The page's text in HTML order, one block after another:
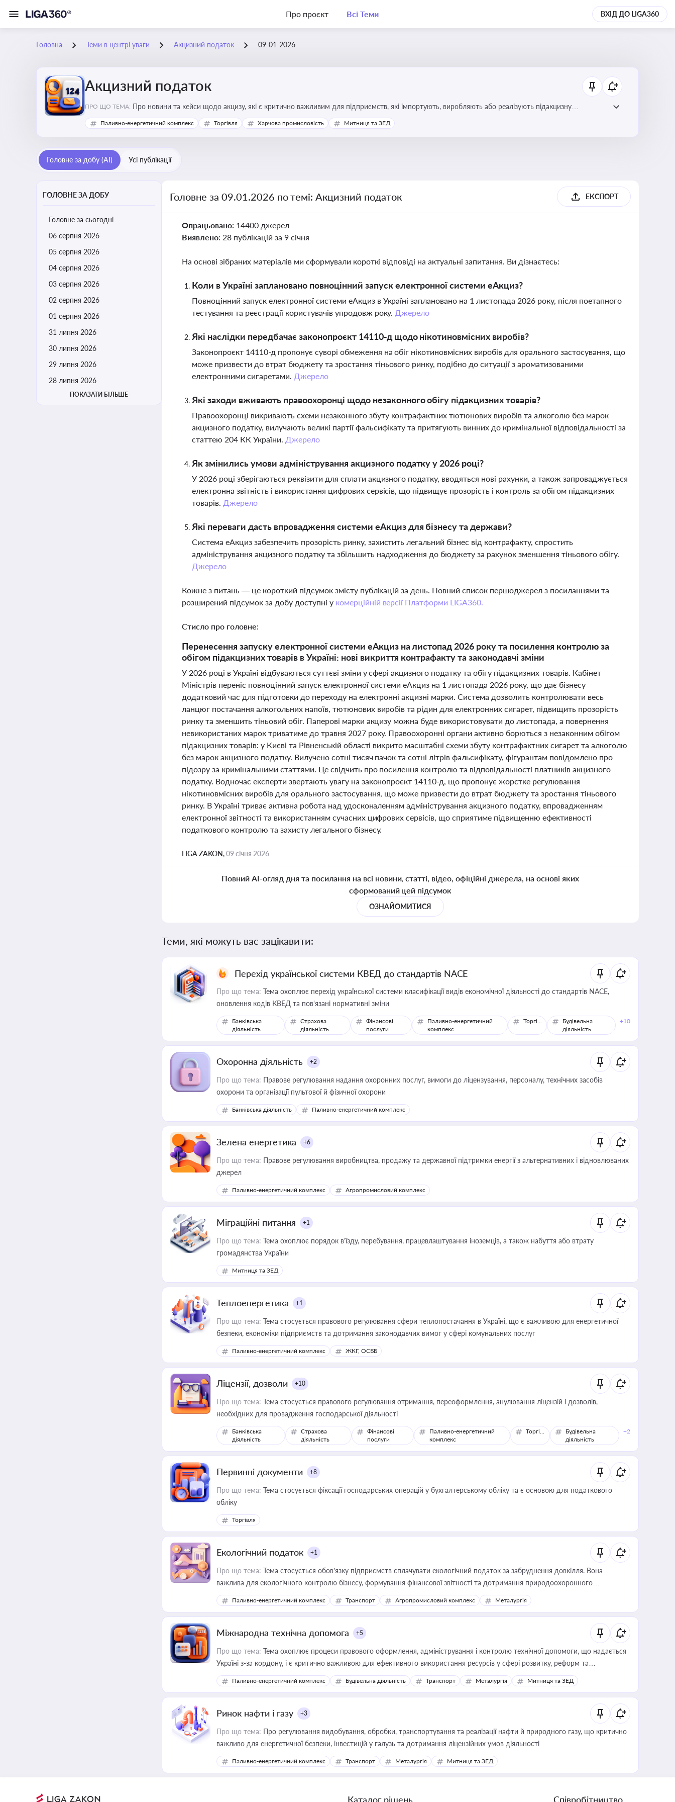
Про проєкт Всі Теми ВХІД ДО LIGA360
Головна Теми в центрі уваги Акцизний податок 09-01-2026
Акцизний податок
ПРО ЩО ТЕМА: Про новини та кейси щодо акцизу, які є критично важливим для підприємств, які імпортують, виробляють або реалізують підакцизну
продукцію, з метою уникнення штрафів та ефективного податкового планування.
Паливно-енергетичний комплекс Торгівля Харчова промисловість Митниця та ЗЕД
Головне за добу (AI) Усі публікації
ГОЛОВНЕ ЗА ДОБУ
Головне за сьогодні
06 серпня 2026
05 серпня 2026
04 серпня 2026
03 серпня 2026
02 серпня 2026
01 серпня 2026
31 липня 2026
30 липня 2026
29 липня 2026
28 липня 2026
ПОКАЗАТИ БІЛЬШЕ
Головне за 09.01.2026 по темі: Акцизний податок ЕКСПОРТ
Опрацьовано: 14400 джерел
Виявлено: 28 публікацій за 9 січня
На основі зібраних матеріалів ми сформували короткі відповіді на актуальні запитання. Ви дізнаєтесь:
Коли в Україні заплановано повноцінний запуск електронної системи еАкциз?
Повноцінний запуск електронної системи еАкциз в Україні заплановано на 1 листопада 2026 року, після поетапного
тестування та реєстрації користувачів упродовж року. Джерело
Які наслідки передбачає законопроєкт 14110-д щодо нікотиновмісних виробів?
Законопроєкт 14110-д пропонує суворі обмеження на обіг нікотиновмісних виробів для орального застосування, що
може призвести до втрат бюджету та зростання тіньового ринку, подібно до ситуації з ароматизованими
електронними сигаретами. Джерело
Які заходи вживають правоохоронці щодо незаконного обігу підакцизних товарів?
Правоохоронці викривають схеми незаконного збуту контрафактних тютюнових виробів та алкоголю без марок
акцизного податку, вилучають великі партії фальсифікату та притягують винних до кримінальної відповідальності за
статтею 204 КК України. Джерело
Як змінились умови адміністрування акцизного податку у 2026 році?
У 2026 році зберігаються реквізити для сплати акцизного податку, вводяться нові рахунки, а також запроваджується
електронна звітність і використання цифрових сервісів, що підвищує прозорість і контроль за обігом підакцизних
товарів. Джерело
Які переваги дасть впровадження системи еАкциз для бізнесу та держави?
Система еАкциз забезпечить прозорість ринку, захистить легальний бізнес від контрафакту, спростить
адміністрування акцизного податку та збільшить надходження до бюджету за рахунок зменшення тіньового обігу.
Джерело
Кожне з питань — це короткий підсумок змісту публікацій за день. Повний список першоджерел з посиланнями та
розширений підсумок за добу доступні у комерційній версії Платформи LIGA360.
Стисло про головне:
Перенесення запуску електронної системи еАкциз на листопад 2026 року та посилення контролю за
обігом підакцизних товарів в Україні: нові викриття контрафакту та законодавчі зміни
У 2026 році в Україні відбуваються суттєві зміни у сфері акцизного податку та обігу підакцизних товарів. Кабінет
Міністрів переніс повноцінний запуск електронної системи еАкциз на 1 листопада 2026 року, що дає бізнесу
додатковий час для підготовки до переходу на електронні акцизні марки. Система дозволить контролювати весь
ланцюг постачання алкогольних напоїв, тютюнових виробів та рідин для електронних сигарет, підвищить прозорість
ринку та зменшить тіньовий обіг. Паперові марки акцизу можна буде використовувати до листопада, а повернення
невикористаних марок триватиме до травня 2027 року. Правоохоронні органи активно борються з незаконним обігом
підакцизних товарів: у Києві та Рівненській області викрито масштабні схеми збуту контрафактних сигарет та алкоголю
без марок акцизного податку. Вилучено сотні тисяч пачок та сотні літрів фальсифікату, фігурантам повідомлено про
підозру за кримінальними статтями. Це свідчить про посилення контролю та відповідальності платників акцизного
податку. Водночас експерти звертають увагу на законопроєкт 14110-д, що пропонує жорстке регулювання
нікотиновмісних виробів для орального застосування, що може призвести до втрат бюджету та зростання тіньового
ринку. В Україні триває активна робота над удосконаленням адміністрування акцизного податку, впровадженням
електронної звітності та використанням сучасних цифрових сервісів, що сприятиме підвищенню ефективності
податкового контролю та захисту легального бізнесу.
LIGA ZAKON,09 січня 2026
Повний AI-огляд дня та посилання на всі новини, статті, відео, офіційні джерела, на основі яких
сформований цей підсумок
ОЗНАЙОМИТИСЯ
Теми, які можуть вас зацікавити:
Перехід української системи КВЕД до стандартів NACE
Про що тема: Тема охоплює перехід української системи класифікації видів економічної діяльності до стандартів NACE,
оновлення кодів КВЕД та пов'язані нормативні зміни
Банківська
діяльність
Страхова
діяльність
Фінансові
послуги
Паливно-енергетичний
комплекс
Торгівля
Будівельна
діяльність
+10
Охоронна діяльність +2
Про що тема: Правове регулювання надання охоронних послуг, вимоги до ліцензування, персоналу, технічних засобів
охорони та організації пультової й фізичної охорони
Банківська діяльність Паливно-енергетичний комплекс
Зелена енергетика +6
Про що тема: Правове регулювання виробництва, продажу та державної підтримки енергії з альтернативних і відновлюваних
джерел
Паливно-енергетичний комплекс Агропромисловий комплекс
Міграційні питання +1
Про що тема: Тема охоплює порядок в’їзду, перебування, працевлаштування іноземців, а також набуття або втрату
громадянства України
Митниця та ЗЕД
Теплоенергетика +1
Про що тема: Тема стосується правового регулювання сфери теплопостачання в Україні, що є важливою для енергетичної
безпеки, економіки підприємств та дотримання законодавчих вимог у сфері комунальних послуг
Паливно-енергетичний комплекс ЖКГ, ОСББ
Ліцензії, дозволи +10
Про що тема: Тема стосується правового регулювання отримання, переоформлення, анулювання ліцензій і дозволів,
необхідних для провадження господарської діяльності
Банківська
діяльність
Страхова
діяльність
Фінансові
послуги
Паливно-енергетичний
комплекс
Торгівля
Будівельна
діяльність
+2
Первинні документи +8
Про що тема: Тема стосується фіксації господарських операцій у бухгалтерському обліку та є основою для податкового
обліку
Торгівля
Екологічний податок +1
Про що тема: Тема стосується обов’язку підприємств сплачувати екологічний податок за забруднення довкілля. Вона
важлива для екологічного контролю бізнесу, формування фінансової звітності та дотримання природоохоронного
законодавства
Паливно-енергетичний комплекс Транспорт Агропромисловий комплекс Металургія
Міжнародна технічна допомога +5
Про що тема: Тема охоплює процеси правового оформлення, адміністрування і контролю технічної допомоги, що надається
Україні з-за кордону, і є критично важливою для ефективного використання ресурсів у сфері розвитку, реформ та
інфраструктурних проєктів
Паливно-енергетичний комплекс Будівельна діяльність Транспорт Металургія Митниця та ЗЕД
Ринок нафти і газу +3
Про що тема: Про регулювання видобування, обробки, транспортування та реалізації нафти й природного газу, що критично
важливо для енергетичної безпеки, інвестицій у галузь та дотримання ліцензійних умов діяльності
Паливно-енергетичний комплекс Транспорт Металургія Митниця та ЗЕД
Каталог рішень Співробітництво